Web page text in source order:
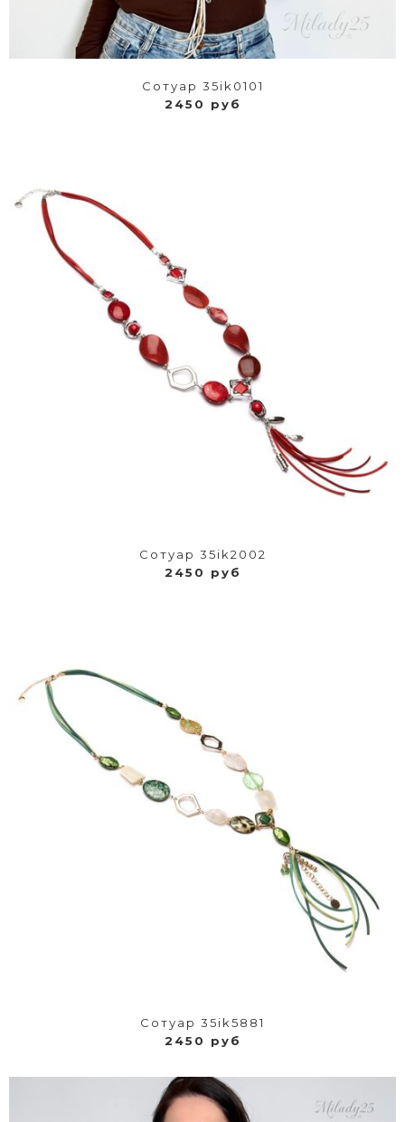
Сотуар 35ik0101
2450 руб
Сотуар 35ik2002
2450 руб
Сотуар 35ik5881
2450 руб